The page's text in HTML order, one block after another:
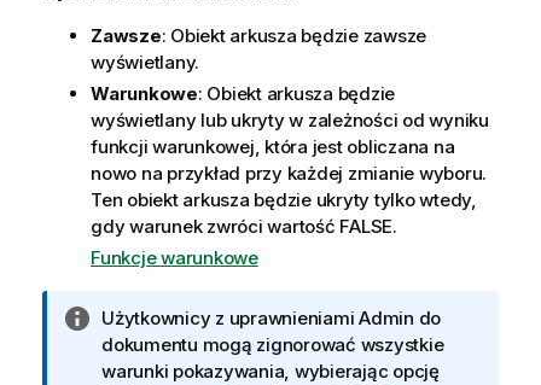
Zawsze: Obiekt arkusza będzie zawsze
wyświetlany.
Warunkowe: Obiekt arkusza będzie
wyświetlany lub ukryty w zależności od wyniku
funkcji warunkowej, która jest obliczana na
nowo na przykład przy każdej zmianie wyboru.
Ten obiekt arkusza będzie ukryty tylko wtedy,
gdy warunek zwróci wartość FALSE.
Funkcje warunkowe
I
n
f
Użytkownicy z uprawnieniami Admin do
dokumentu mogą zignorować wszystkie
warunki pokazywania, wybierając opcję